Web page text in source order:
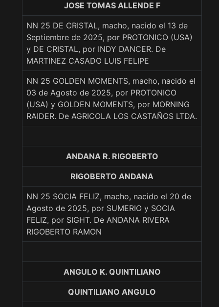
JOSE TOMAS ALLENDE F
NN 25 DE CRISTAL, macho, nacido el 13 de
Septiembre de 2025, por PROTONICO (USA)
y DE CRISTAL, por INDY DANCER. De
MARTINEZ CASADO LUIS FELIPE
NN 25 GOLDEN MOMENTS, macho, nacido el
03 de Agosto de 2025, por PROTONICO
(USA) y GOLDEN MOMENTS, por MORNING
RAIDER. De AGRICOLA LOS CASTAÑOS LTDA.
ANDANA R. RIGOBERTO
RIGOBERTO ANDANA
NN 25 SOCIA FELIZ, macho, nacido el 20 de
Agosto de 2025, por SUMERIO y SOCIA
FELIZ, por SIGHT. De ANDANA RIVERA
RIGOBERTO RAMON
ANGULO K. QUINTILIANO
QUINTILIANO ANGULO